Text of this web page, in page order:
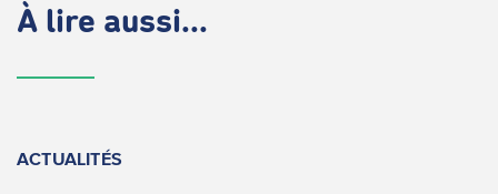
À lire aussi...
ACTUALITÉS